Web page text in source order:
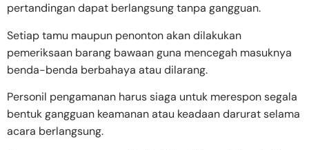
pertandingan dapat berlangsung tanpa gangguan.
Setiap tamu maupun penonton akan dilakukan
pemeriksaan barang bawaan guna mencegah masuknya
benda-benda berbahaya atau dilarang.
Personil pengamanan harus siaga untuk merespon segala
bentuk gangguan keamanan atau keadaan darurat selama
acara berlangsung.